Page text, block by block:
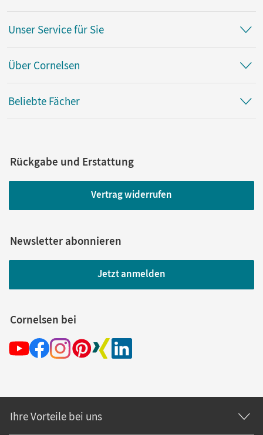
Unser Service für Sie
Über Cornelsen
Beliebte Fächer
Rückgabe und Erstattung
Vertrag widerrufen
Newsletter abonnieren
Jetzt anmelden
Cornelsen bei
Ihre Vorteile bei uns